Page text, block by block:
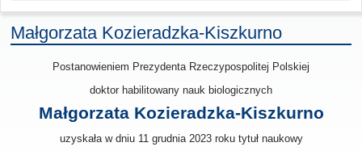
Małgorzata Kozieradzka-Kiszkurno
Postanowieniem Prezydenta Rzeczypospolitej Polskiej
doktor habilitowany nauk biologicznych
Małgorzata Kozieradzka-Kiszkurno
uzyskała w dniu 11 grudnia 2023 roku tytuł naukowy